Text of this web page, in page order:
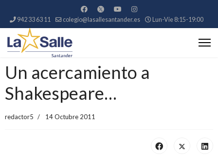
942 33 63 11 colegio@lasallesantander.es Lun-Vie 8:15-19:00
Un acercamiento a
Shakespeare…
redactor5 14 Octubre 2011